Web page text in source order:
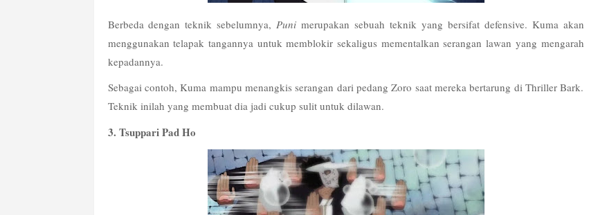
Berbeda dengan teknik sebelumnya, Puni merupakan sebuah teknik yang bersifat defensive. Kuma akan
menggunakan telapak tangannya untuk memblokir sekaligus mementalkan serangan lawan yang mengarah
kepadannya.
Sebagai contoh, Kuma mampu menangkis serangan dari pedang Zoro saat mereka bertarung di Thriller Bark.
Teknik inilah yang membuat dia jadi cukup sulit untuk dilawan.
3. Tsuppari Pad Ho